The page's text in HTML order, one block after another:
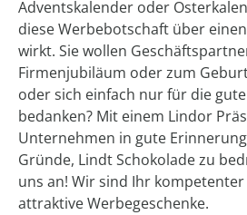
Adventskalender oder
diese Werbebotschaft über
wirkt. Sie wollen
Firmenjubiläum oder zum
oder sich einfach nur für die
bedanken? Mit einem Lindor
Unternehmen in gute
Gründe, Lindt Schokolade zu
uns an! Wir sind Ihr
attraktive Werbegeschenke.